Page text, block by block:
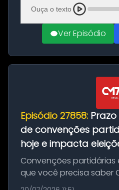
execução de serviços de
Ouça o texto
Ver Episódio
Episódio 27858:
de convenções
hoje e impacta
Convenções partidárias
que você precisa saber
segunda-feira e vai até